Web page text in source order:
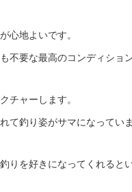
心地よいです。
不要な最高のコンディション
チャーします。
て釣り姿がサマになっていま
りを好きになってくれると